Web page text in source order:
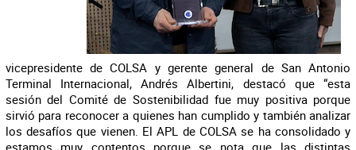
vicepresidente de COLSA y gerente general de San Antonio
Terminal Internacional, Andrés Albertini, destacó que “esta
sesión del Comité de Sostenibilidad fue muy positiva porque
sirvió para reconocer a quienes han cumplido y también analizar
los desafíos que vienen. El APL de COLSA se ha consolidado y
estamos muy contentos porque se nota que las distintas